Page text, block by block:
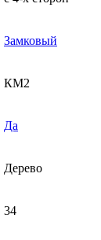
Замковый
КМ2
Да
Дерево
34